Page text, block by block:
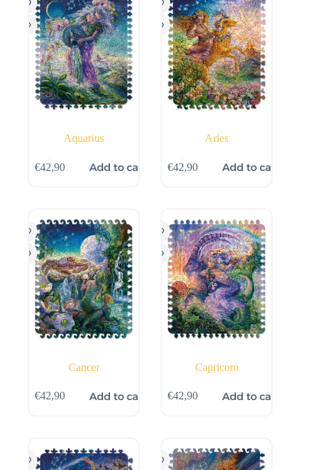
Aquarius
€42,90 Add to cart
Aries
€42,90 Add to cart
Cancer
€42,90 Add to cart
Capricorn
€42,90 Add to cart